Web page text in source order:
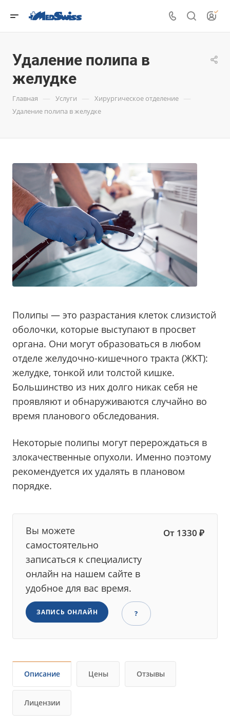
Удаление полипа в
желудке
Главная — Услуги — Хирургическое отделение —
Удаление полипа в желудке
Полипы — это разрастания клеток слизистой
оболочки, которые выступают в просвет
органа. Они могут образоваться в любом
отделе желудочно-кишечного тракта (ЖКТ):
желудке, тонкой или толстой кишке.
Большинство из них долго никак себя не
проявляют и обнаруживаются случайно во
время планового обследования.
Некоторые полипы могут перерождаться в
злокачественные опухоли. Именно поэтому
рекомендуется их удалять в плановом
порядке.
Вы можете
самостоятельно
записаться к специалисту
онлайн на нашем сайте в
удобное для вас время.
От 1330 ₽
ЗАПИСЬ ОНЛАЙН ?
Описание Цены Отзывы
Лицензии